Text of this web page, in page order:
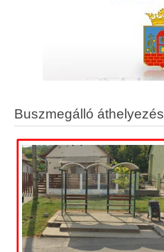
Buszmegálló áthelyezés